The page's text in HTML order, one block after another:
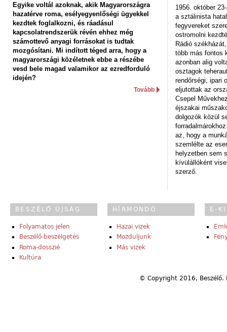
Egyike voltál azoknak, akik Magyarországra
hazatérve roma, esélyegyenlőségi ügyekkel
kezdtek foglalkozni, és ráadásul
kapcsolatrendszerük révén ehhez még
számottevő anyagi forrásokat is tudtak
mozgósítani. Mi indított téged arra, hogy a
magyarországi közéletnek ebbe a részébe
vesd bele magad valamikor az ezredforduló
idején?
Tovább
1956. október
a sztálinista
fegyvereket
ostromolni
Rádió
több más fontos
azonban alig
osztagok
rendőrségi, ipari
eljutottak az
Csepel
éjszakai
dolgozók közül
az, hogy a
szemlélte az
helyzetben sem
kívülállóként
szerző.
BESZÉLŐ ÚJSÁG
Folyamatos jelen
Beszélő-beszélgetés
Roma-dosszié
Kultúra
HÍRMONDÓ
Hazai vizek
Mozduljunk
Más vizek
E-
© Copyright 2016,